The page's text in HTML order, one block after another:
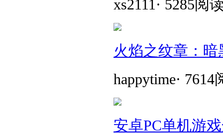
xs2111 · 5285阅
火焰之纹章：
happytime· 7614
安卓PC单机游